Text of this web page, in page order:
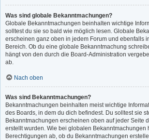
Was sind globale Bekanntmachungen?
Globale Bekanntmachungen beinhalten wichtige
solltest du sie so bald wie möglich lesen. Globale
erscheinen ganz oben in jedem Forum und ebenfalls
Bereich. Ob du eine globale Bekanntmachung
hängt von den durch die Board-Administration
ab.
Nach oben
Was sind Bekanntmachungen?
Bekanntmachungen beinhalten meist wichtige
des Boards, in dem du dich befindest. Du solltest sie
Bekanntmachungen erscheinen oben auf jeder Seite
erstellt wurden. Wie bei globalen Bekanntmachungen
Berechtigungen ab, ob du Bekanntmachungen